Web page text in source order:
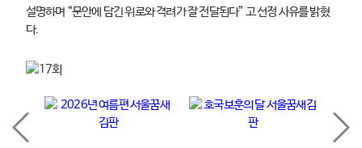
설명하며 “문안에 담긴 위로와 격려가 잘 전달된다” 고 선정 사유를 밝혔
다.